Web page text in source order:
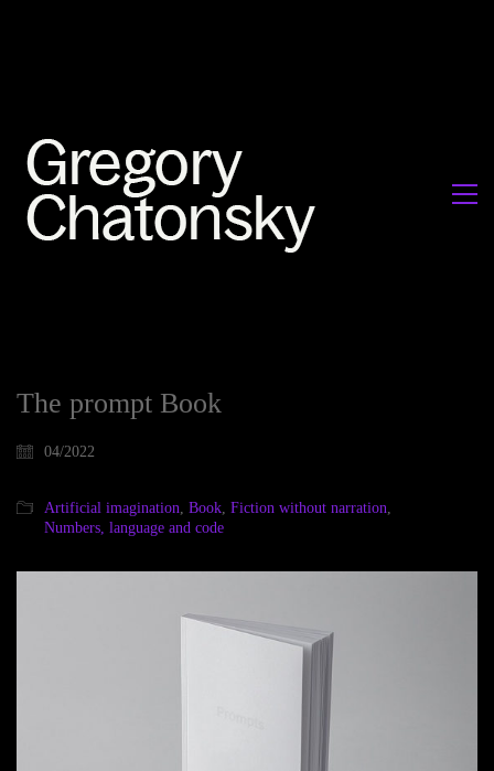
The prompt Book
04/2022
Artificial imagination, Book, Fiction without narration,
Numbers, language and code